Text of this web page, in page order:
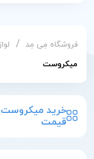
فروشگاه مِی مِد /
میکروست
خرید
قیمت